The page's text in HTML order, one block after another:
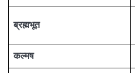
ब्रह्मभूत
कल्मष